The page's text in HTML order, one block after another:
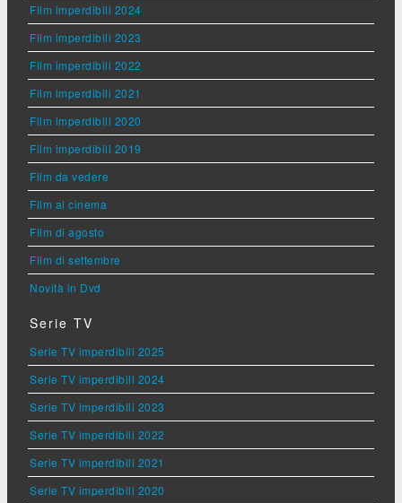
Film imperdibili 2024
Film imperdibili 2023
Film imperdibili 2022
Film imperdibili 2021
Film imperdibili 2020
Film imperdibili 2019
Film da vedere
Film al cinema
Film di agosto
Film di settembre
Novità in Dvd
Serie TV
Serie TV imperdibili 2025
Serie TV imperdibili 2024
Serie TV imperdibili 2023
Serie TV imperdibili 2022
Serie TV imperdibili 2021
Serie TV imperdibili 2020